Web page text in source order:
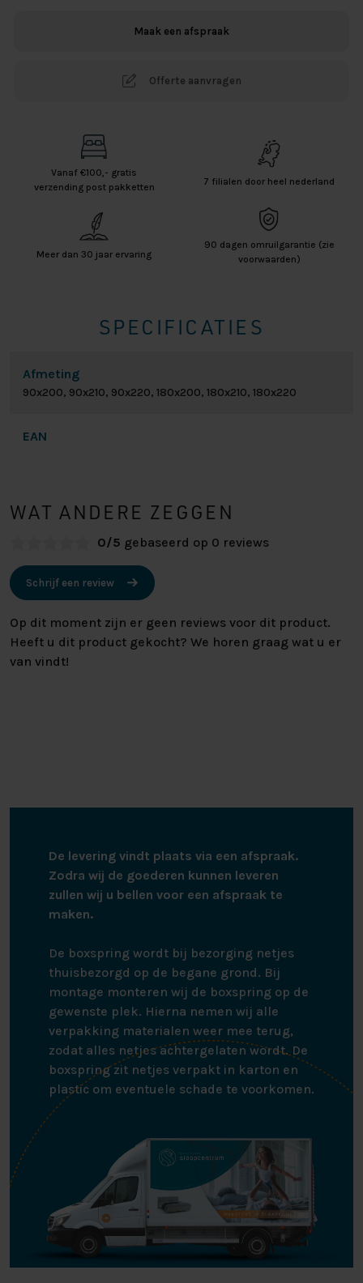
Maak een afspraak
Offerte aanvragen
Vanaf €100,- gratis
verzending post pakketten
7 filialen door heel nederland
Meer dan 30 jaar ervaring
90 dagen omruilgarantie (zie
voorwaarden)
SPECIFICATIES
Afmeting
90x200, 90x210, 90x220, 180x200, 180x210, 180x220
EAN
WAT ANDERE ZEGGEN
0/5 gebaseerd op 0 reviews
Schrijf een review
Op dit moment zijn er geen reviews voor dit product.
Heeft u dit product gekocht? We horen graag wat u er
van vindt!
De levering vindt plaats via een afspraak.
Zodra wij de goederen kunnen leveren
zullen wij u bellen voor een afspraak te
maken.
De boxspring wordt bij bezorging netjes
thuisbezorgd op de begane grond. Bij
montage monteren wij de boxspring op de
gewenste plek. Hierna nemen wij alle
verpakking materialen weer mee terug,
zodat alles netjes achtergelaten wordt. De
boxspring zit netjes verpakt in karton en
plastic om eventuele schade te voorkomen.